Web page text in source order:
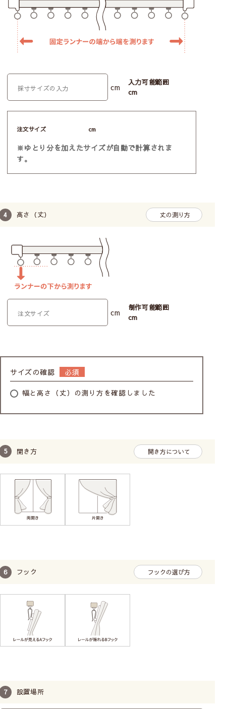
cm
入力可能範囲
cm
注文サイズ cm
※ゆとり分を加えたサイズが自動で計算されま
す。
高さ（丈） 丈の測り方
cm
制作可能範囲
cm
サイズの確認
幅と高さ（丈）の測り方を確認しました
開き方 開き方について
フック フックの選び方
設置場所